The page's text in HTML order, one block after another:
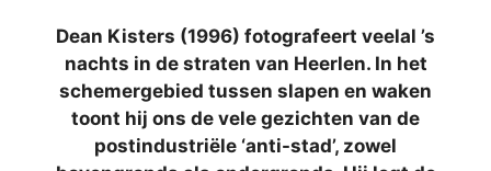
Dean Kisters (1996) fotografeert veelal ’s
nachts in de straten van Heerlen. In het
schemergebied tussen slapen en waken
toont hij ons de vele gezichten van de
postindustriële ‘anti-stad’, zowel